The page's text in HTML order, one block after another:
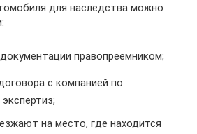
для наследства можно
правопреемником;
с компанией по
на место, где находится